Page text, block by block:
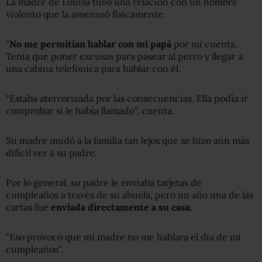
violento que la amenazó físicamente.
"No me permitían hablar con mi papá por mi cuenta.
Tenía que poner excusas para pasear al perro y llegar a
una cabina telefónica para hablar con él.
"Estaba aterrorizada por las consecuencias. Ella podía ir
comprobar si le había llamado", cuenta.
Su madre mudó a la familia tan lejos que se hizo aún más
difícil ver a su padre.
Por lo general, su padre le enviaba tarjetas de
cumpleaños a través de su abuela, pero un año una de las
cartas fue enviada directamente a su casa.
"Eso provocó que mi madre no me hablara el día de mi
cumpleaños".